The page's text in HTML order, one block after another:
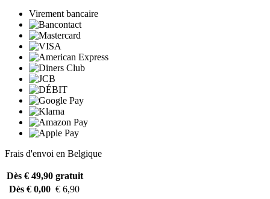
Virement bancaire
Frais d'envoi en Belgique
Dès € 49,90 gratuit
Dès € 0,00 € 6,90